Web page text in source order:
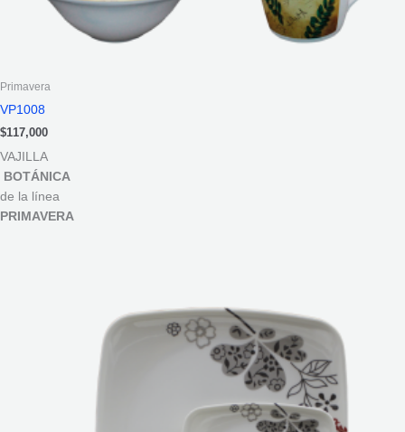
Primavera
VP1008
$117,000
VAJILLA
BOTÁNICA
de la línea
PRIMAVERA